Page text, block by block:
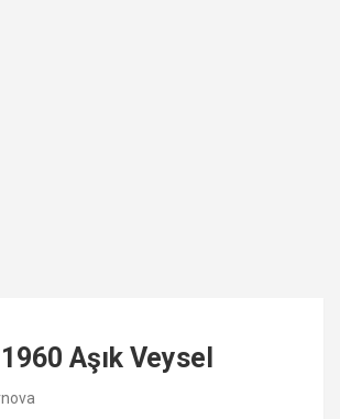
Aşık Veysel